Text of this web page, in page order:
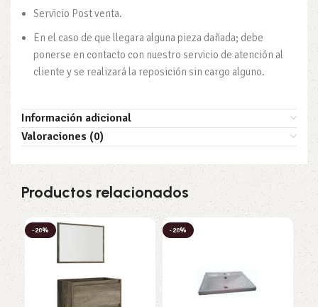
Servicio Post venta.
En el caso de que llegara alguna pieza dañada; debe
ponerse en contacto con nuestro servicio de atención al
cliente y se realizará la reposición sin cargo alguno.
Información adicional
Valoraciones (0)
Productos relacionados
-20% -20% -